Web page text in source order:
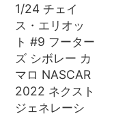
1/24 チェイ
ス・エリオッ
ト #9 フーター
ズ シボレー カ
マロ NASCAR
2022 ネクスト
ジェネレーシ